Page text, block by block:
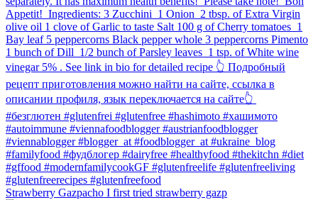
Strawberry Gazpacho⁠ I first tried strawberry gazp